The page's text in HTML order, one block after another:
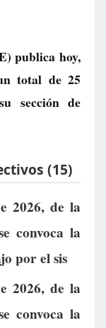
publica hoy,
total de 25
sección de
(15)
2026, de la
convoca la
por el sis
2026, de la
convoca la